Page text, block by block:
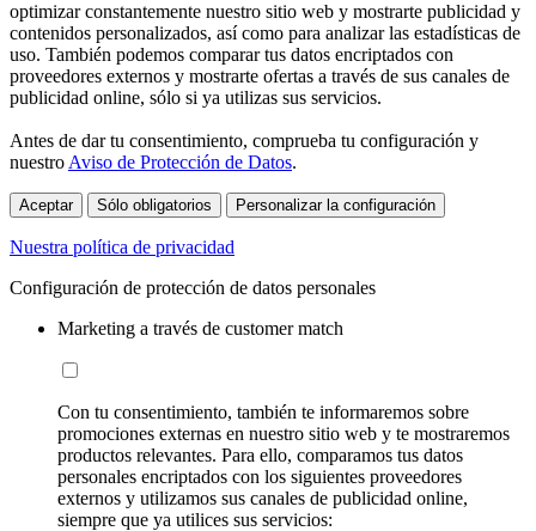
optimizar constantemente nuestro sitio web y mostrarte publicidad y
contenidos personalizados, así como para analizar las estadísticas de
uso. También podemos comparar tus datos encriptados con
proveedores externos y mostrarte ofertas a través de sus canales de
publicidad online, sólo si ya utilizas sus servicios.
Antes de dar tu consentimiento, comprueba tu configuración y
nuestro Aviso de Protección de Datos.
Aceptar Sólo obligatorios Personalizar la configuración
Nuestra política de privacidad
Configuración de protección de datos personales
Marketing a través de customer match
Con tu consentimiento, también te informaremos sobre
promociones externas en nuestro sitio web y te mostraremos
productos relevantes. Para ello, comparamos tus datos
personales encriptados con los siguientes proveedores
externos y utilizamos sus canales de publicidad online,
siempre que ya utilices sus servicios: